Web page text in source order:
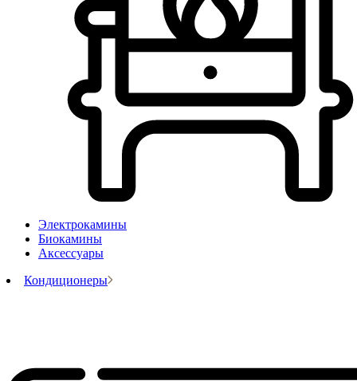
Электрокамины
Биокамины
Аксессуары
Кондиционеры